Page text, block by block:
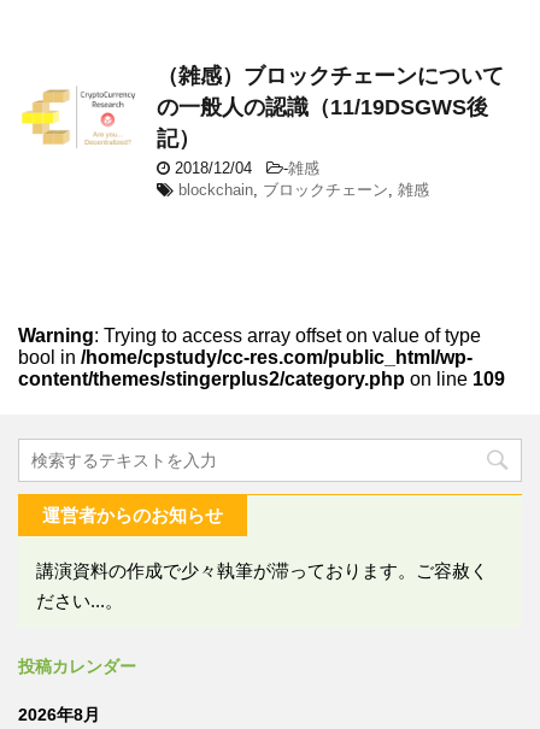
（雑感）ブロックチェーンについて
の一般人の認識（11/19DSGWS後
記）
2018/12/04 -雑感
blockchain ブロックチェーン 雑感
Warning: Trying to access array offset on value of type
bool in /home/cpstudy/cc-res.com/public_html/wp-
content/themes/stingerplus2/category.php on line 109
運営者からのお知らせ
講演資料の作成で少々執筆が滞っております。ご容赦く
ださい...。
投稿カレンダー
2026年8月